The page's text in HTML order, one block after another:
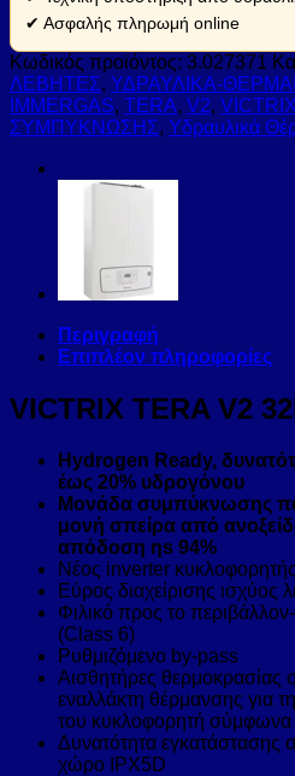
✔ Ασφαλής πληρωμή online
Κωδικός προϊόντος: 3.027371
ΛΕΒΗΤΕΣ, ΥΔΡΑΥΛΙΚΑ-
IMMERGAS, TERA, V2, VICTRIX
ΣΥΜΠΥΚΝΩΣΗΣ, Υδραυλικά
Περιγραφή
Επιπλέον πληροφορίες
VICTRIX TERA V2
Hydrogen Ready,
έως 20% υδρογόνου
Μονάδα συμπύκνωσης
μονή σπείρα από
απόδοση ηs 94%
Νέος inverter
Εύρος διαχείρισης
Φιλικό προς το
(Class 6)
Ρυθμιζόμενο by-pass
Αισθητήρες θερμοκρασίας
εναλλάκτη θέρμανσης για
του κυκλοφορητή σύμφωνα
Δυνατότητα εγκατάστασης
χώρο IPX5D